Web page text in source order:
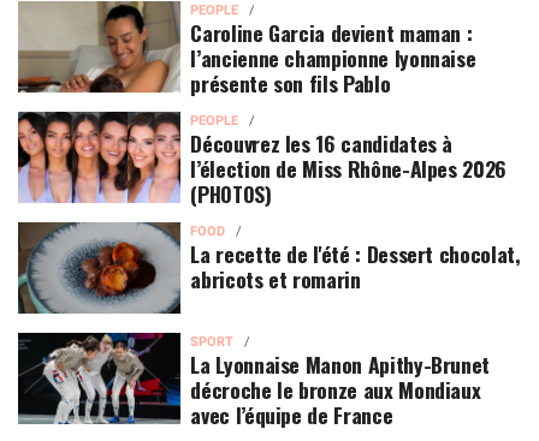
PEOPLE
Caroline Garcia devient maman :
l’ancienne championne lyonnaise
présente son fils Pablo
PEOPLE
Découvrez les 16 candidates à
l’élection de Miss Rhône-Alpes 2026
(PHOTOS)
FOOD
La recette de l'été : Dessert chocolat,
abricots et romarin
SPORT
La Lyonnaise Manon Apithy-Brunet
décroche le bronze aux Mondiaux
avec l’équipe de France